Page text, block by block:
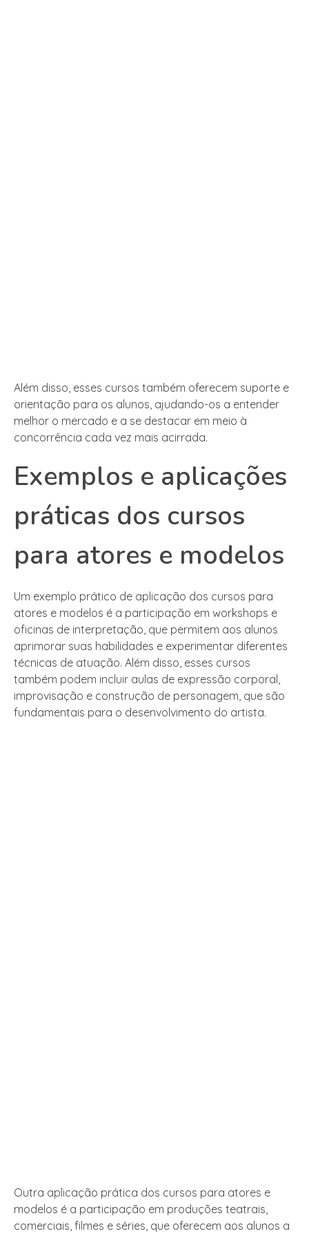
Além disso, esses cursos também oferecem suporte e
orientação para os alunos, ajudando-os a entender
melhor o mercado e a se destacar em meio à
concorrência cada vez mais acirrada.
Exemplos e aplicações
práticas dos cursos
para atores e modelos
Um exemplo prático de aplicação dos cursos para
atores e modelos é a participação em workshops e
oficinas de interpretação, que permitem aos alunos
aprimorar suas habilidades e experimentar diferentes
técnicas de atuação. Além disso, esses cursos
também podem incluir aulas de expressão corporal,
improvisação e construção de personagem, que são
fundamentais para o desenvolvimento do artista.
Outra aplicação prática dos cursos para atores e
modelos é a participação em produções teatrais,
comerciais, filmes e séries, que oferecem aos alunos a